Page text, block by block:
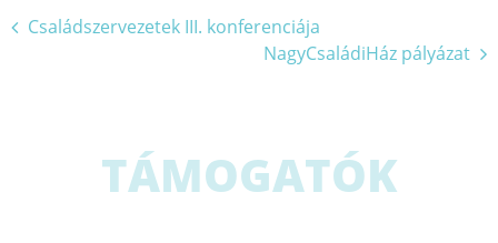
Bejegyzés
Családszervezetek III. konferenciája
NagyCsaládiHáz pályázat
TÁMOGATÓK